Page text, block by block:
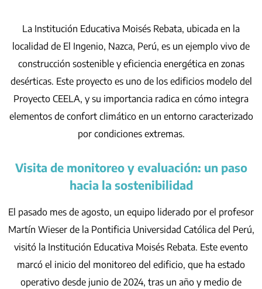
La Institución Educativa Moisés Rebata, ubicada en la
localidad de El Ingenio, Nazca, Perú, es un ejemplo vivo de
construcción sostenible y eficiencia energética en zonas
desérticas. Este proyecto es uno de los edificios modelo del
Proyecto CEELA, y su importancia radica en cómo integra
elementos de confort climático en un entorno caracterizado
por condiciones extremas.
Visita de monitoreo y evaluación: un paso
hacia la sostenibilidad
El pasado mes de agosto, un equipo liderado por el profesor
Martín Wieser de la Pontificia Universidad Católica del Perú,
visitó la Institución Educativa Moisés Rebata. Este evento
marcó el inicio del monitoreo del edificio, que ha estado
operativo desde junio de 2024, tras un año y medio de